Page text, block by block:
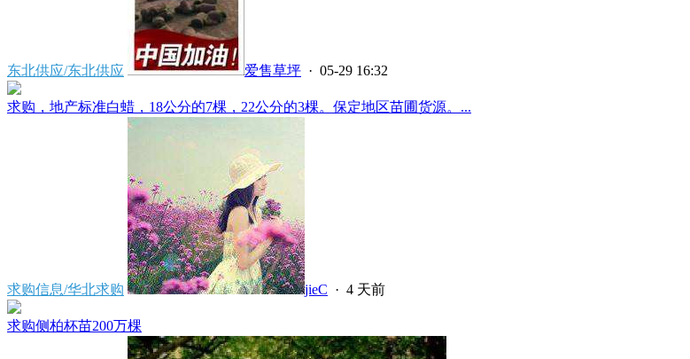
东北供应/东北供应 爱售草坪 · 05-29 16:32
求购，地产标准白蜡，18公分的7棵，22公分的3棵。保定地区苗圃货源。...
求购信息/华北求购 jieC · 4 天前
求购侧柏杯苗200万棵